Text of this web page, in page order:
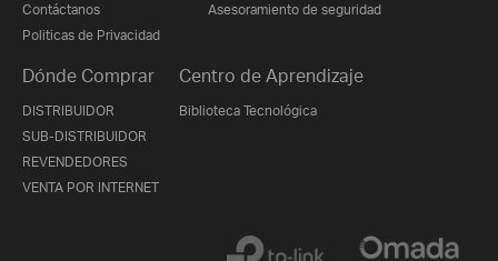
Contáctanos
Politicas de Privacidad
Asesoramiento de seguridad
Dónde Comprar
DISTRIBUIDOR
SUB-DISTRIBUIDOR
REVENDEDORES
VENTA POR INTERNET
Centro de Aprendizaje
Biblioteca Tecnológica